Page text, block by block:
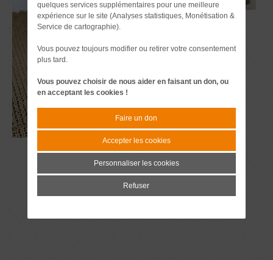
quelques services supplémentaires pour une meilleure
expérience sur le site (Analyses statistiques, Monétisation &
Service de cartographie).
Vous pouvez toujours modifier ou retirer votre consentement
plus tard.
Vous pouvez choisir de nous aider en faisant un don, ou
en acceptant les cookies !
Faire un don
Accepter les cookies
Personnaliser les cookies
Refuser